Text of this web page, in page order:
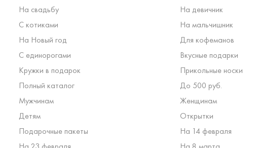
На свадьбу
На девичник
С котиками
На мальчишник
На Новый год
Для кофеманов
С единорогами
Вкусные подарки
Кружки в подарок
Прикольные носки
Полный каталог
До 500 руб.
Мужчинам
Женщинам
Детям
Открытки
Подарочные пакеты
На 14 февраля